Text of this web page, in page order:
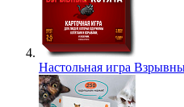
Настольная игра